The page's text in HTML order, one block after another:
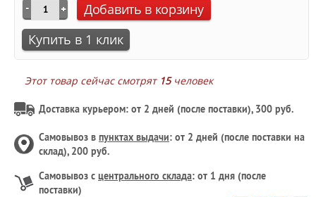
Добавить в корзину
Купить в 1 клик
Этот товар сейчас смотрят 15человек
Доставка курьером: от 2 дней (после поставки), 300 руб.
Самовывоз в пунктах выдачи: от 2 дней (после поставки на
склад), 200 руб.
Самовывоз с центрального склада: от 1 дня (после
поставки)